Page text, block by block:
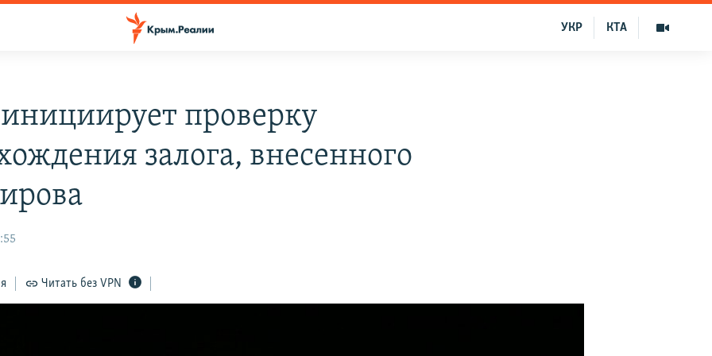
КТА
УКР
проверку
залога, внесенного
Читать без VPN